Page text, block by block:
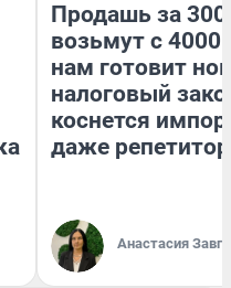
Продашь за
возьмут с
нам готовит
налоговый
коснется
даже
Анастасия